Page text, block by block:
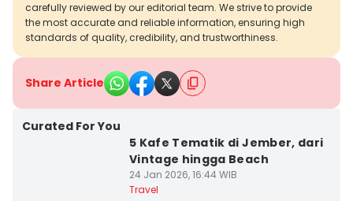
carefully reviewed by our editorial team. We strive to provide
the most accurate and reliable information, ensuring high
standards of quality, credibility, and trustworthiness.
Share Article
Curated For You
5 Kafe Tematik di Jember, dari
Vintage hingga Beach
24 Jan 2026, 16:44 WIB
Travel